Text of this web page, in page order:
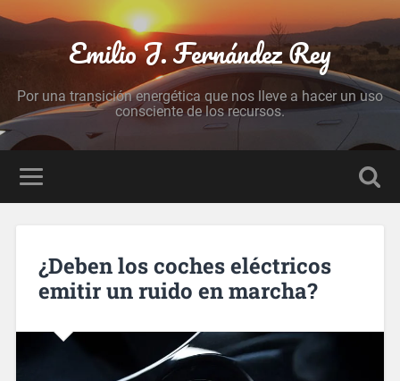
Emilio J. Fernández Rey
Por una transición energética que nos lleve a hacer un uso
consciente de los recursos.
¿Deben los coches eléctricos
emitir un ruido en marcha?